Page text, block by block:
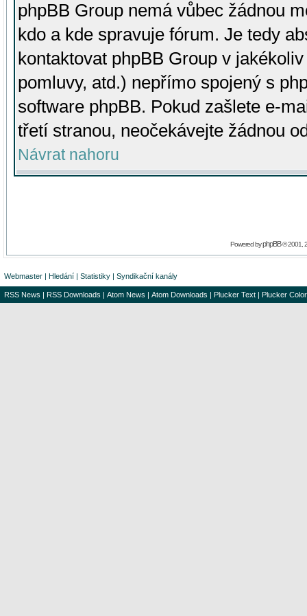
phpBB Group nemá vůbec žádnou
kdo a kde spravuje fórum. Je tedy
kontaktovat phpBB Group v
pomluvy, atd.) nepřímo spojený s
software phpBB. Pokud zašlete e-
třetí stranou, neočekávejte žádnou
Návrat nahoru
Powered byphpBB© 2001,
Webmaster | Hledání | Statistiky | Syndikační kanály
RSS News | RSS Downloads | Atom News | Atom Downloads | Plucker Text | Plucker Color